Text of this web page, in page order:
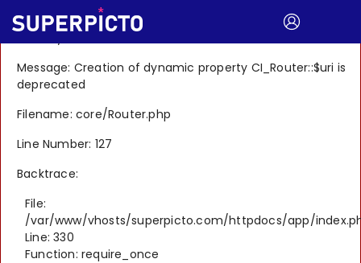
A PHP Error was encountered
Message: Creation of dynamic property CI_Router::$uri is
deprecated
Filename: core/Router.php
Line Number: 127
Backtrace:
File:
/var/www/vhosts/superpicto.com/httpdocs/app/
Line: 330
Function: require_once